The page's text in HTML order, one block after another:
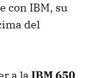
con IBM, su
del